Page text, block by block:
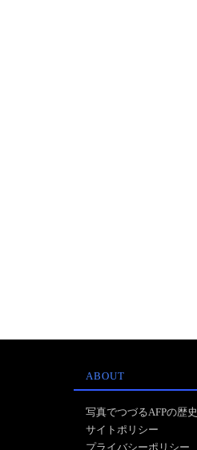
ABOUT
写真でつづるAFPの歴史
サイトポリシー
プライバシーポリシー